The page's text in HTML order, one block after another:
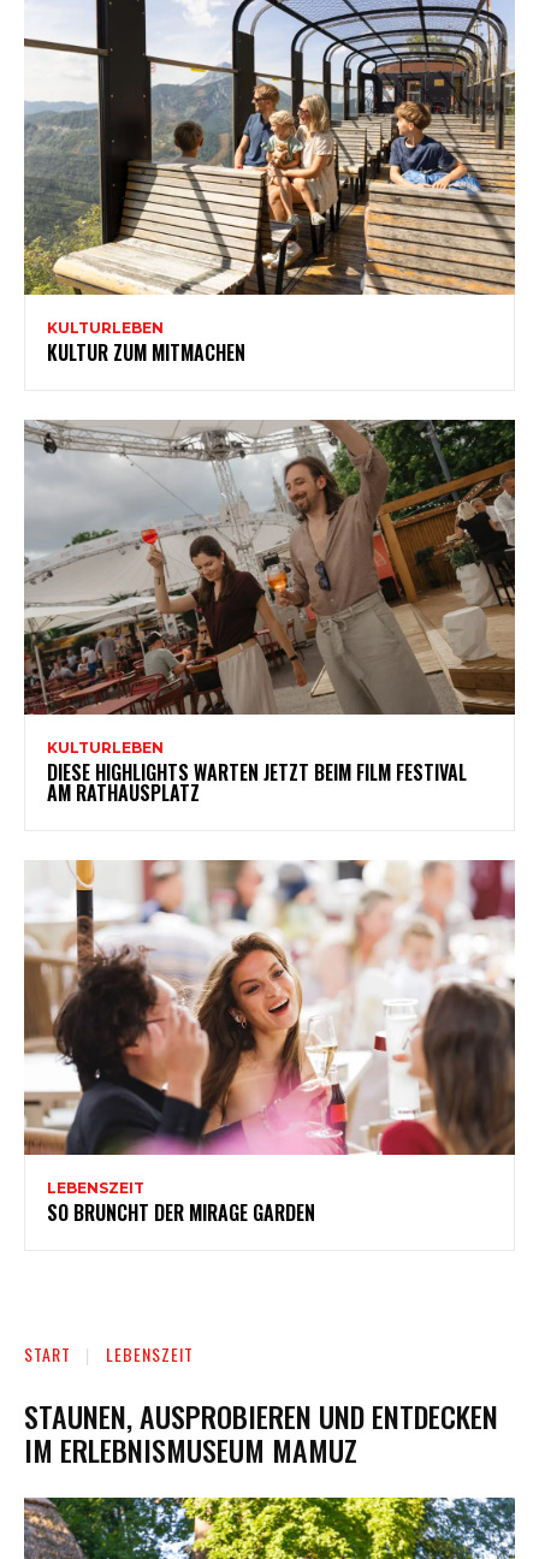
KULTURLEBEN
KULTUR ZUM MITMACHEN
KULTURLEBEN
DIESE HIGHLIGHTS WARTEN JETZT BEIM FILM FESTIVAL
AM RATHAUSPLATZ
LEBENSZEIT
SO BRUNCHT DER MIRAGE GARDEN